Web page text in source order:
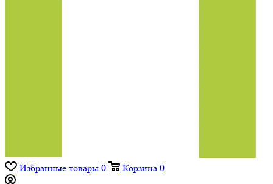
Избранные товары 0 Корзина 0